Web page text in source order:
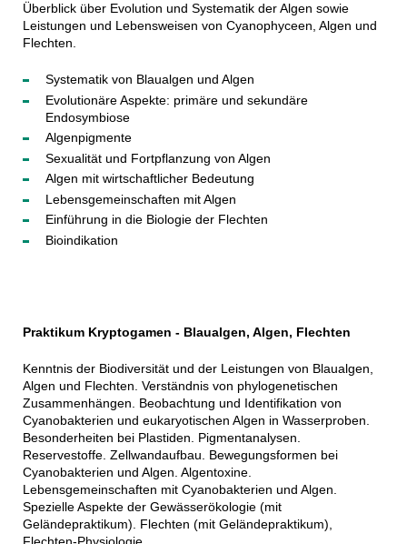
Überblick über Evolution und Systematik der Algen sowie
Leistungen und Lebensweisen von Cyanophyceen, Algen und
Flechten.
Systematik von Blaualgen und Algen
Evolutionäre Aspekte: primäre und sekundäre
Endosymbiose
Algenpigmente
Sexualität und Fortpflanzung von Algen
Algen mit wirtschaftlicher Bedeutung
Lebensgemeinschaften mit Algen
Einführung in die Biologie der Flechten
Bioindikation
Praktikum Kryptogamen - Blaualgen, Algen, Flechten
Kenntnis der Biodiversität und der Leistungen von Blaualgen,
Algen und Flechten. Verständnis von phylogenetischen
Zusammenhängen. Beobachtung und Identifikation von
Cyanobakterien und eukaryotischen Algen in Wasserproben.
Besonderheiten bei Plastiden. Pigmentanalysen.
Reservestoffe. Zellwandaufbau. Bewegungsformen bei
Cyanobakterien und Algen. Algentoxine.
Lebensgemeinschaften mit Cyanobakterien und Algen.
Spezielle Aspekte der Gewässerökologie (mit
Geländepraktikum). Flechten (mit Geländepraktikum),
Flechten-Physiologie.